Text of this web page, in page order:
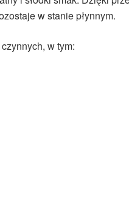
w stanie płynnym.
w tym: